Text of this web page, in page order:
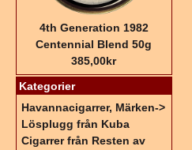
4th Generation 1982
Centennial Blend 50g
385,00kr
Kategorier
Havannacigarrer, Märken->
Lösplugg från Kuba
Cigarrer från Resten av